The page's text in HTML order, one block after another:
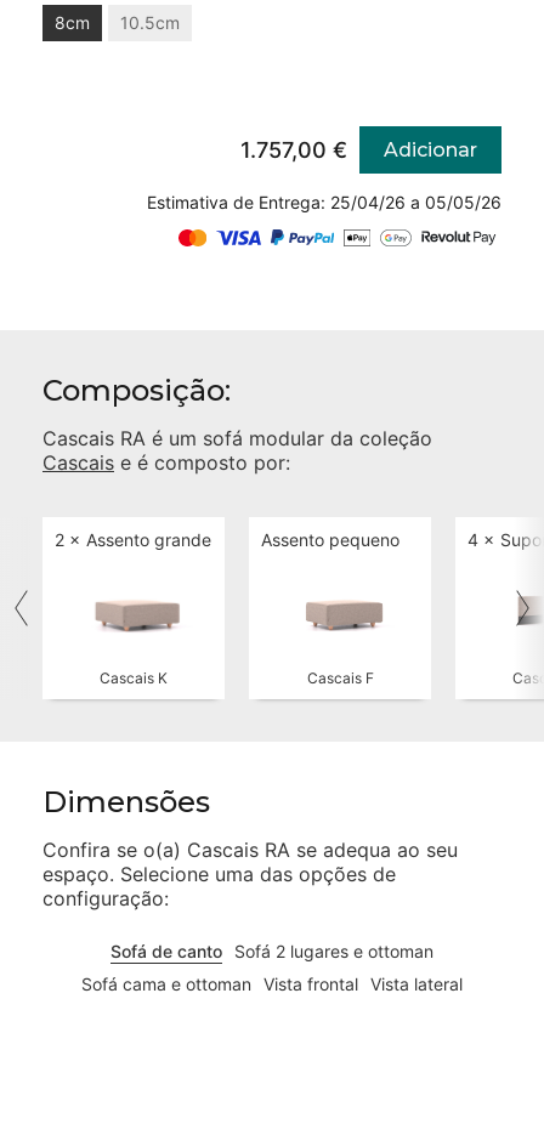
8cm
10.5cm
1.757,00 € Adicionar
Estimativa de Entrega: 25/04/26 a 05/05/26
Composição:
Cascais RA é um sofá modular da coleção
Cascais e é composto por:
2 × Assento grande
Cascais K
Assento pequeno
Cascais F
4 ×
Dimensões
Confira se o(a) Cascais RA se adequa ao seu
espaço. Selecione uma das opções de
configuração:
Sofá de canto
Sofá 2 lugares e ottoman
Sofá cama e ottoman
Vista frontal Vista lateral